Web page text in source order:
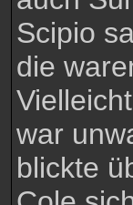
Scipio
die
war
blickte